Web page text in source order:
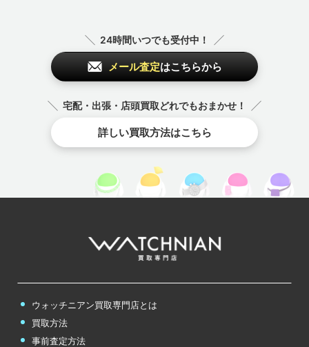
24時間いつでも受付中！
メール査定はこちらから
宅配・出張・店頭買取どれでもおまかせ！
詳しい買取方法はこちら
ウォッチニアン買取専門店とは
買取方法
事前査定方法